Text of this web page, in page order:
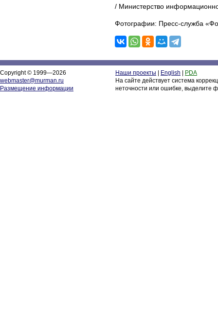
/ Министерство
Фотографии: Пресс-служба
Copyright © 1999—2026
webmaster@murman.ru
Размещение информации
Наши проекты English
PDA
На сайте действует система
неточности или ошибке, выделите